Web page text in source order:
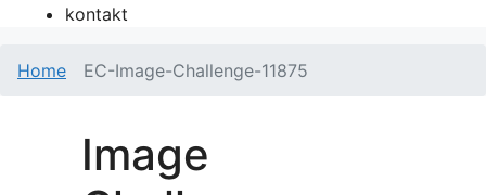
kontakt
Home EC-Image-Challenge-11875
Image